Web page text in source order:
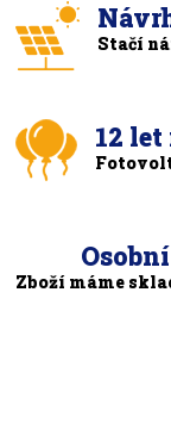
Stačí
12
Zboží máme